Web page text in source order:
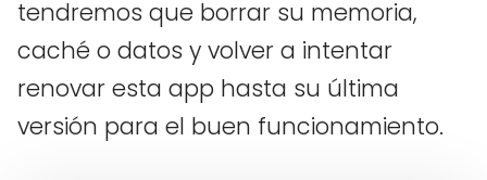
tendremos que borrar su memoria,
caché o datos y volver a intentar
renovar esta app hasta su última
versión para el buen funcionamiento.